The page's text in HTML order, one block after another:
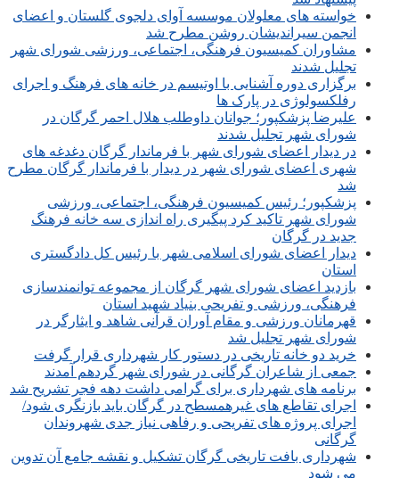
خواسته های معلولان موسسه آوای دلجوی گلستان و اعضای
انجمن سیراندیشان روشن مطرح شد
مشاوران کمیسیون فرهنگی، اجتماعی، ورزشی شورای شهر
تجلیل شدند
برگزاری دوره آشنایی با اوتیسم در خانه های فرهنگ و اجرای
رفلکسولوژی در پارک ها
علیرضا پزشکپور؛ جوانان داوطلب هلال احمر گرگان در
شورای شهر تجلیل شدند
در دیدار اعضای شورای شهر با فرماندار گرگان دغدغه های
شهری اعضای شورای شهر در دیدار با فرماندار گرگان مطرح
شد
پزشکپور؛ رئیس کمیسیون فرهنگی، اجتماعی، ورزشی
شورای شهر تاکید کرد پیگیری راه اندازی سه خانه فرهنگ
جدید در گرگان
دیدار اعضای شورای اسلامی شهر با رئیس کل دادگستری
استان
بازدید اعضای شورای شهر گرگان از مجموعه توانمندسازی
فرهنگی، ورزشی و تفریحی بنیاد شهید استان
قهرمانان ورزشی و مقام آوران قرآنی شاهد و ایثارگر در
شورای شهر تجلیل شد
خرید دو خانه تاریخی در دستور کار شهرداری قرار گرفت
جمعی از شاعران گرگانی در شورای شهر گردهم آمدند
برنامه های شهرداری برای گرامی داشت دهه فجر تشریح شد
اجرای تقاطع های غیرهمسطح در گرگان باید بازنگری شود/
اجرای پروژه های تفریحی و رفاهی نیاز جدی شهروندان
گرگانی
شهرداری بافت تاریخی گرگان تشکیل و نقشه جامع آن تدوین
می شود